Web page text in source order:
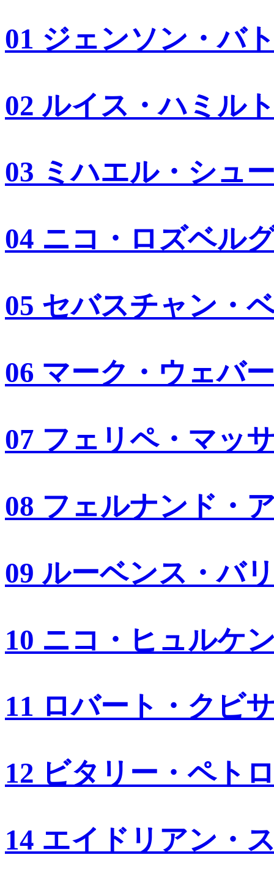
01 ジェンソン・バ
02 ルイス・ハミル
03 ミハエル・シュ
04 ニコ・ロズベル
05 セバスチャン・
06 マーク・ウェバー
07 フェリペ・マッ
08 フェルナンド・
09 ルーベンス・バ
10 ニコ・ヒュルケ
11 ロバート・クビ
12 ビタリー・ペト
14 エイドリアン・